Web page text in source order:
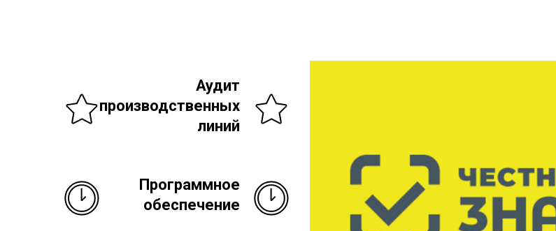
Аудит
производственных
линий
Программное
обеспечение